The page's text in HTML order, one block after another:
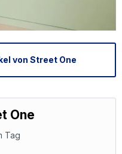
von Street One
One
Tag